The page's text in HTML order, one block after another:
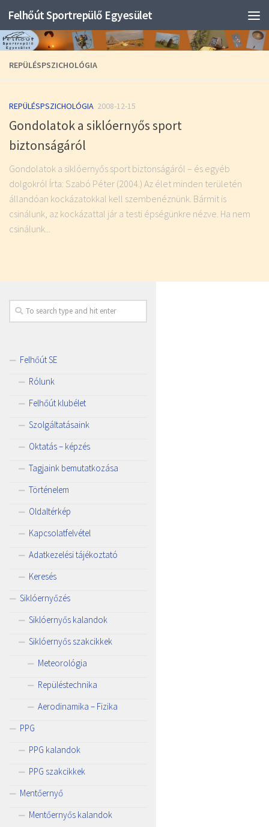
Felhőút Sportrepülő Egyesület
REPÜLÉSPSZICHOLÓGIA
REPÜLÉSPSZICHOLÓGIA 2008-12-15
Gondolatok a siklóernyős sport
biztonságáról
Gondolatok a siklóernyős sport biztonságáról – és egyéb
dolgokról Írta: Szabó Péter (2004.) Az élet minden területén
állandóan kockázatokkal kell szembenéznünk. Bármit is
csinálunk, az kockázattal jár a testi épségünkre nézve. Ha nem
csinálunk...
Felhőút SE
Rólunk
Felhőút klubélet
Szolgáltatásaink
Oktatás – képzés
Tagjaink bemutatkozása
Történelem
Oldaltérkép
Kapcsolatfelvétel
Adatkezelési tájékoztató
Keresés
Siklóernyőzés
Siklóernyős kalandok
Siklóernyős szakcikkek
Meteorológia
Repüléstechnika
Aerodinamika – Fizika
PPG
PPG kalandok
PPG szakcikkek
Mentőernyő
Mentőernyős kalandok